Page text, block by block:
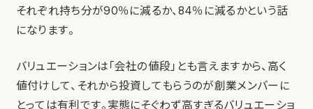
それぞれ持ち分が90％に減るか、84％に減るかという話
になります。
バリュエーションは「会社の値段」とも言えますから、高く
値付けして、それから投資してもらうのが創業メンバーに
とっては有利です。実態にそぐわず高すぎるバリュエーショ